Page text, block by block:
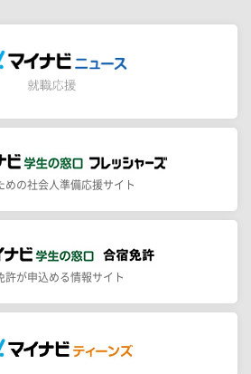
めの社会人準備応援サイト
許が申込める情報サイト